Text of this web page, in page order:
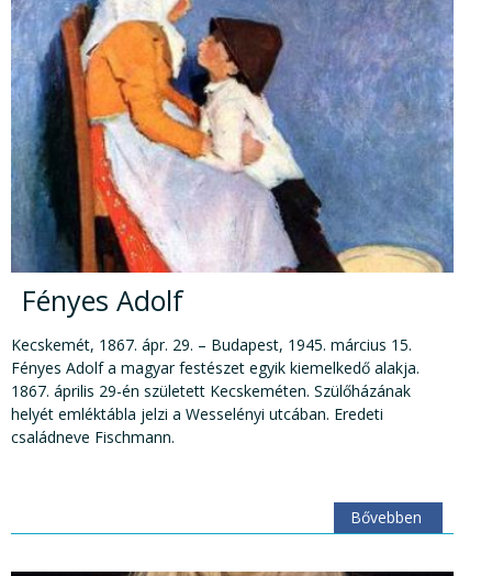
Fényes Adolf
Kecskemét, 1867. ápr. 29. – Budapest, 1945. március 15.
Fényes Adolf a magyar festészet egyik kiemelkedő alakja.
1867. április 29-én született Kecskeméten. Szülőházának
helyét emléktábla jelzi a Wesselényi utcában. Eredeti
családneve Fischmann.
Bővebben